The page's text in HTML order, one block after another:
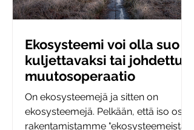
Ekosysteemi voi olla suo
kuljettavaksi tai johdettu
muutosoperaatio
On ekosysteemejä ja sitten on
ekosysteemejä. Pelkään, että iso osa
rakentamistamme "ekosysteemeistä"